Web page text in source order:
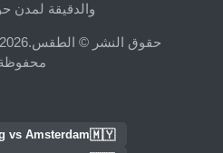
والدقيقة لمدن
🇲🇾
vs Amsterdam